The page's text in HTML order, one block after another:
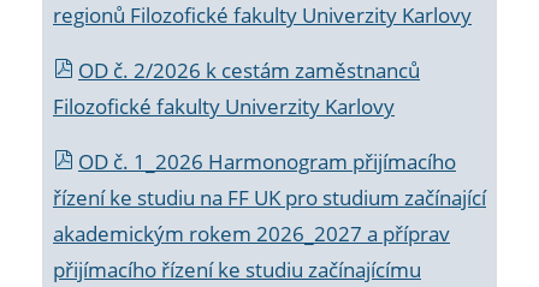
regionů Filozofické fakulty Univerzity Karlovy
OD č. 2/2026 k cestám zaměstnanců
Filozofické fakulty Univerzity Karlovy
OD č. 1_2026 Harmonogram přijímacího
řízení ke studiu na FF UK pro studium začínající
akademickým rokem 2026_2027 a příprav
přijímacího řízení ke studiu začínajícímu